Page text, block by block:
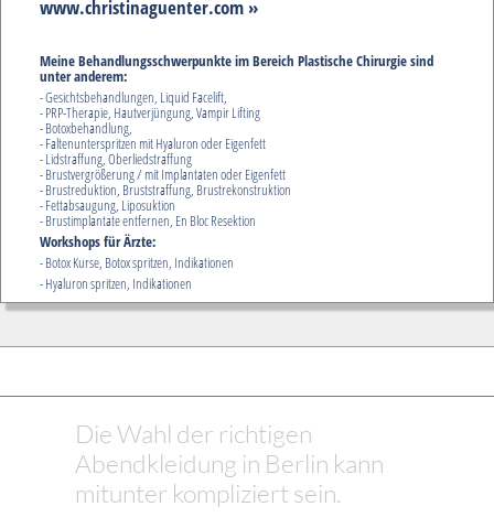
www.christinaguenter.com »
Meine Behandlungsschwerpunkte im Bereich Plastische Chirurgie sind
unter anderem:
- Gesichtsbehandlungen, Liquid Facelift,
- PRP-Therapie, Hautverjüngung, Vampir Lifting
- Botoxbehandlung,
- Faltenunterspritzen mit Hyaluron oder Eigenfett
- Lidstraffung, Oberliedstraffung
- Brustvergrößerung / mit Implantaten oder Eigenfett
- Brustreduktion, Bruststraffung, Brustrekonstruktion
- Fettabsaugung, Liposuktion
- Brustimplantate entfernen, En Bloc Resektion
Workshops für Ärzte:
- Botox Kurse, Botox spritzen, Indikationen
- Hyaluron spritzen, Indikationen
Die Wahl der richtigen
Abendkleidung in Berlin kann
mitunter kompliziert sein.